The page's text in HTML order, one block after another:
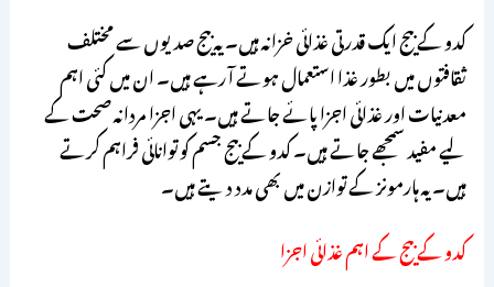
کدو کے بیج ایک قدرتی غذائی خزانہ ہیں۔ یہ بیج صدیوں سے مختلف
ثقافتوں میں بطور غذا استعمال ہوتے آ رہے ہیں۔ ان میں کئی اہم
معدنیات اور غذائی اجزا پائے جاتے ہیں۔ یہی اجزا مردانہ صحت کے
لیے مفید سمجھے جاتے ہیں۔ کدو کے بیج جسم کو توانائی فراہم کرتے
ہیں۔ یہ ہارمونز کے توازن میں بھی مدد دیتے ہیں۔
کدو کے بیج کے اہم غذائی اجزا